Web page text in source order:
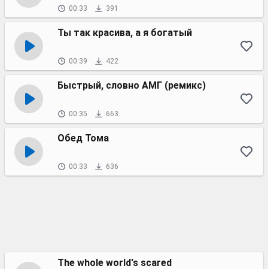
00:33 391
Ты так красива, а я богатый
00:39 422
Быстрый, словно АМГ (ремикс)
00:35 663
Обед Тома
00:33 636
The whole world's scared